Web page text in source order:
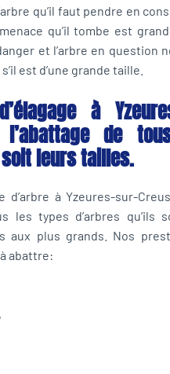
qu’il faut pendre en
qu’il tombe est
et l’arbre en question
est d’une grande taille.
à
de
leurs tailles.
d’arbre à Yzeures-sur-
les types d’arbres qu’ils
aux plus grands. Nos
abattre: